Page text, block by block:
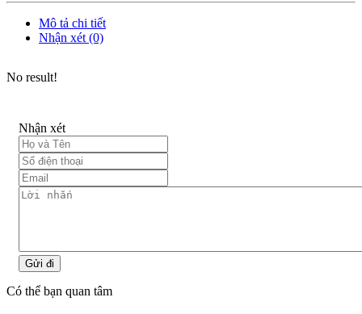
Mô tả chi tiết
Nhận xét (0)
No result!
Nhận xét
Gửi đi
Có thể bạn quan tâm